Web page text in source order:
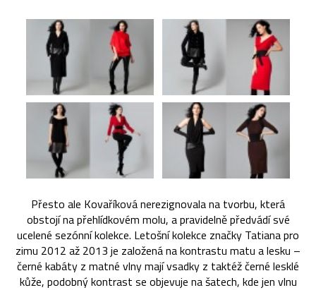
Přesto ale Kovaříková nerezignovala na tvorbu, která
obstojí na přehlídkovém molu, a pravidelně předvádí své
ucelené sezónní kolekce. Letošní kolekce značky Tatiana pro
zimu 2012 až 2013 je založená na kontrastu matu a lesku –
černé kabáty z matné vlny mají vsadky z taktéž černé lesklé
kůže, podobný kontrast se objevuje na šatech, kde jen vlnu